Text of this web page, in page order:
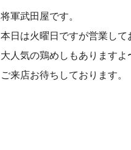
将軍武田屋です。
本日は火曜日ですが営業して
大人気の鶏めしもありますよ
ご来店お待ちしております。